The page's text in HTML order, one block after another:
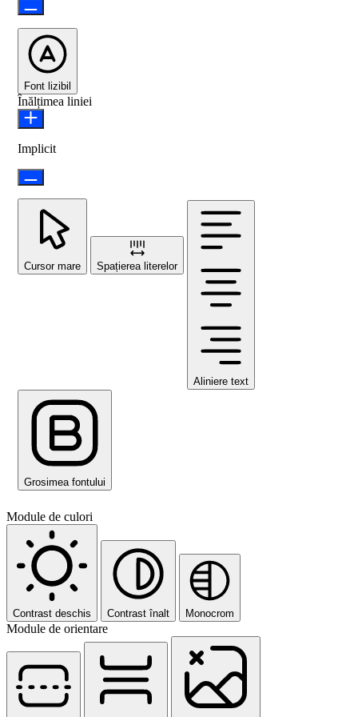
Font lizibil
Înălțimea liniei
Implicit
Cursor mare Spațierea literelor
Aliniere text
Grosimea fontului
Module de culori
Contrast deschis Contrast înalt Monocrom
Module de orientare